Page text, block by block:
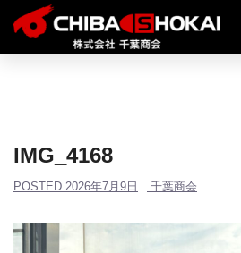
IMG_4168
POSTED 2026年7月9日 千葉商会